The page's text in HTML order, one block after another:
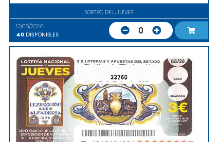
SORTEO DEL JUEVES
13/08/2026
40 DISPONIBLES 0
22760